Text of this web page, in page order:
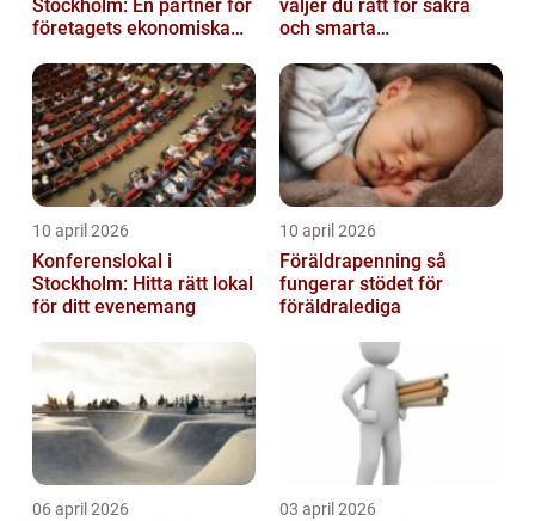
Stockholm: En partner för
företagets ekonomiska
väljer du rätt för säkra
och smarta
10 april 2026
Konferenslokal i
Stockholm: Hitta rätt lokal
för ditt evenemang
10 april 2026
Föräldrapenning så
fungerar stödet för
föräldralediga
06 april 2026 03 april 2026